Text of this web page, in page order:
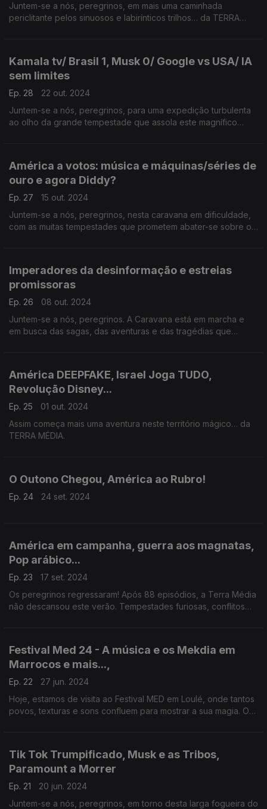
Juntem-se a nós, peregrinos, em mais uma caminhada
periclitante pelos sinuosos e labirínticos trilhos… da TERRA
Kamala tv/ Brasil 1, Musk 0/ Google vs USA/ IA
sem limites
Ep. 28
22 out. 2024
Juntem-se a nós, peregrinos, para uma expedição turbulenta
ao olho da grande tempestade que assola este magnífico
América a votos: música e máquinas/séries de
ouro e agora Diddy?
Ep. 27
15 out. 2024
Juntem-se a nós, peregrinos, nesta caravana em dificuldade,
com as muitas tempestades que prometem abater-se sobre os
Imperadores da desinformação e estreias
promissoras
Ep. 26
08 out. 2024
Juntem-se a nós, peregrinos. A Caravana está em marcha e
em busca das sagas, das aventuras e das tragédias que
América DEEPFAKE, Israel Joga TUDO,
Revolução Disney...
Ep. 25
01 out. 2024
Assim começa mais uma aventura neste território mágico… da
TERRA MÉDIA.
O Outono Chegou, América ao Rubro!
Ep. 24 24 set. 2024
América em campanha, guerra aos magnatas,
Pop arábico...
Ep. 23
17 set. 2024
Os peregrinos regressaram! Após 88 episódios, a Terra Média
não descansou este verão. Tempestades furiosas, conflitos
Festival Med 24 - A música e os Mekdia em
Marrocos e mais...,
Ep. 22
27 jun. 2024
Hoje, estamos de visita ao Festival MED em Loulé, onde tantos
povos, texturas e sons confluem para mostrar a sua magia. O
Tik Tok Trumpificado, Musk e as Tribos,
Paramount a Morrer
Ep. 21
20 jun. 2024
Juntem-se a nós, peregrinos, em torno desta larga fogueira do